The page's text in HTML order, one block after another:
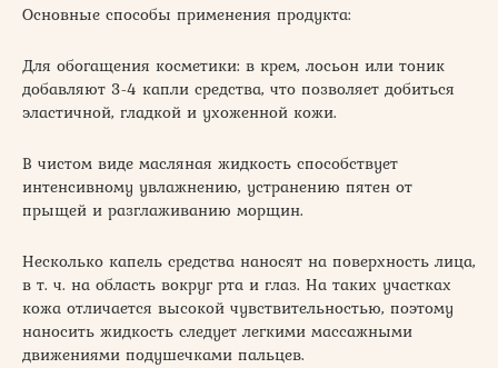
Основные способы применения продукта:
Для обогащения косметики: в крем, лосьон или тоник
добавляют 3-4 капли средства, что позволяет добиться
эластичной, гладкой и ухоженной кожи.
В чистом виде масляная жидкость способствует
интенсивному увлажнению, устранению пятен от
прыщей и разглаживанию морщин.
Несколько капель средства наносят на поверхность лица,
в т. ч. на область вокруг рта и глаз. На таких участках
кожа отличается высокой чувствительностью, поэтому
наносить жидкость следует легкими массажными
движениями подушечками пальцев.